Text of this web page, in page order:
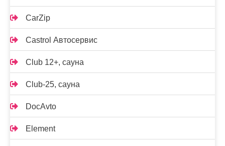
CarZip
Castrol Автосервис
Club 12+, сауна
Club-25, сауна
DocAvto
Element